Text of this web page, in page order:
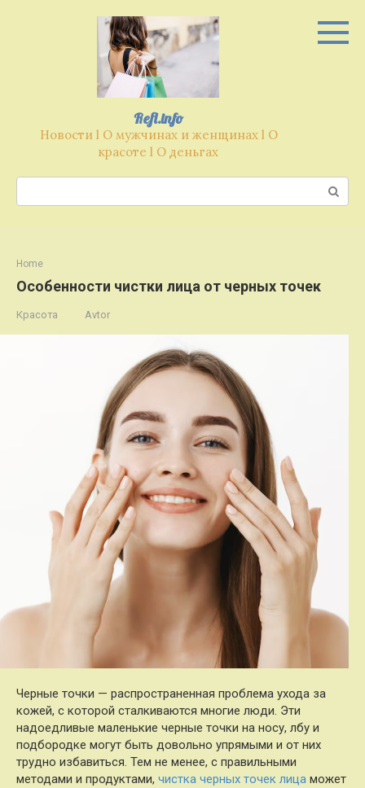
Refl.info
Новости l О мужчинах и женщинах l О
красоте l О деньгах
Поиск:
Home
Особенности чистки лица от черных точек
Красота Avtor
Черные точки — распространенная проблема ухода за
кожей, с которой сталкиваются многие люди. Эти
надоедливые маленькие черные точки на носу, лбу и
подбородке могут быть довольно упрямыми и от них
трудно избавиться. Тем не менее, с правильными
методами и продуктами, чистка черных точек лица может